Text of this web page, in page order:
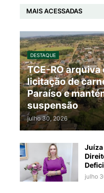
MAIS ACESSADAS
DESTAQUE
TCE-RO
licitação de
Paraíso e
suspensão
julho 30, 2026
Juíza
julho